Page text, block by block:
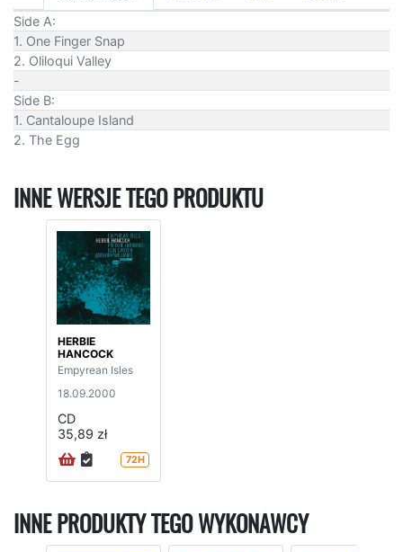
Side A:
1. One Finger Snap
2. Oliloqui Valley
-
Side B:
1. Cantaloupe Island
2. The Egg
INNE WERSJE TEGO PRODUKTU
HERBIE
HANCOCK
Empyrean Isles
18.09.2000
CD
35,89 zł
72H
INNE PRODUKTY TEGO WYKONAWCY